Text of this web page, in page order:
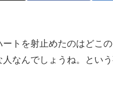
トを射止めたのはどこ
なんでしょうね。とい